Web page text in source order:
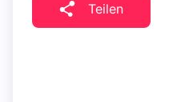
Teilen